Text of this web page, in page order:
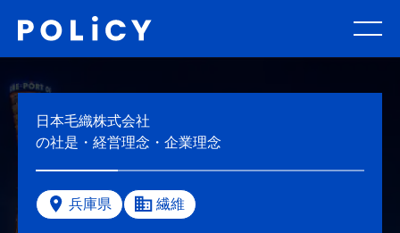
日本毛織株式会社
の社是・経営理念・企業理念
兵庫県 繊維